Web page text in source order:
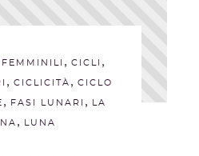
, CICLI ,
, CICLICITÀ , CICLO
, FASI LUNARI , LA
, LUNA